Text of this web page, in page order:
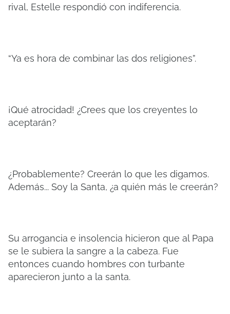
rival, Estelle respondió con indiferencia.
“Ya es hora de combinar las dos religiones”.
¡Qué atrocidad! ¿Crees que los creyentes lo
aceptarán?
¿Probablemente? Creerán lo que les digamos.
Además... Soy la Santa, ¿a quién más le creerán?
Su arrogancia e insolencia hicieron que al Papa
se le subiera la sangre a la cabeza. Fue
entonces cuando hombres con turbante
aparecieron junto a la santa.